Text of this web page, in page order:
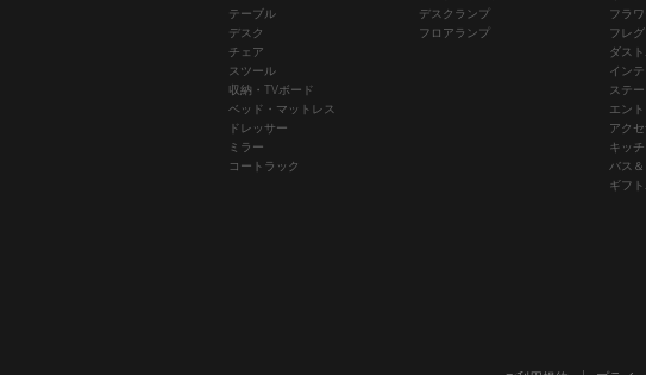
テーブル
デスク
チェア
スツール
収納・TVボード
ベッド・マットレス
ドレッサー
ミラー
コートラック
デスクランプ
フロアランプ
フラ
フレ
ダス
イン
ステ
エン
アク
キッ
バス
ギフ